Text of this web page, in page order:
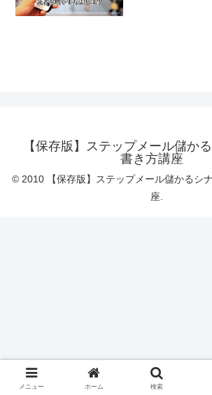
【保存版】ステップメール儲か
書き方講座
© 2010 【保存版】ステップメール儲かるシ
座.
メニュー ホーム 検索